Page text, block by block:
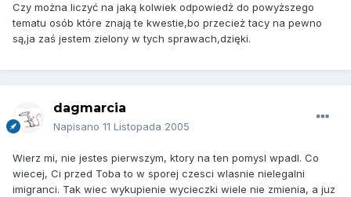
Czy można liczyć na jaką kolwiek odpowiedż do powyższego
tematu osób które znają te kwestie,bo przecież tacy na pewno
są,ja zaś jestem zielony w tych sprawach,dzięki.
dagmarcia
Napisano 11 Listopada 2005
Wierz mi, nie jestes pierwszym, ktory na ten pomysl wpadl. Co
wiecej, Ci przed Toba to w sporej czesci wlasnie nielegalni
imigranci. Tak wiec wykupienie wycieczki wiele nie zmienia, a juz